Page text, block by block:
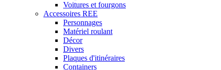
Voitures et fourgons
Accessoires REE
Personnages
Matériel roulant
Décor
Divers
Plaques d'itinéraires
Containers